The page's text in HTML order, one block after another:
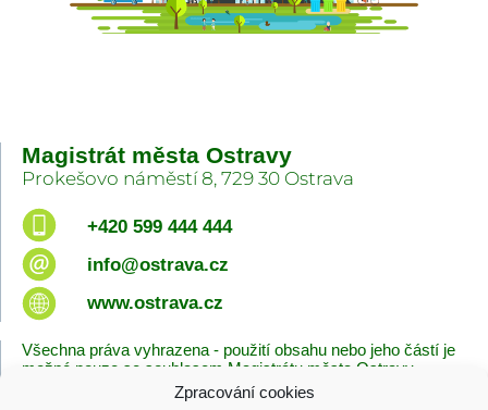
Zpracování cookies
Magistrát města Ostravy
Prokešovo náměstí 8, 729 30 Ostrava
+420 599 444 444
info@ostrava.cz
www.ostrava.cz
Všechna práva vyhrazena - použití obsahu nebo jeho částí je
možné pouze se souhlasem Magistrátu města Ostravy.